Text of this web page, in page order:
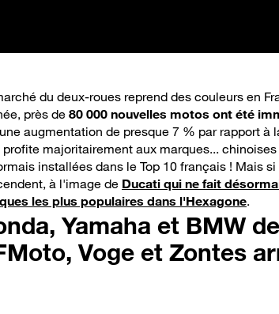
du deux-roues reprend des couleurs en
près de 80 000 nouvelles motos ont été
augmentation de presque 7 % par rapport à
majoritairement aux marques...
installées dans le Top 10 français ! Mais
à l'image de Ducati qui ne fait
les plus populaires dans l'Hexagone.
Yamaha et BMW
Voge et Zontes